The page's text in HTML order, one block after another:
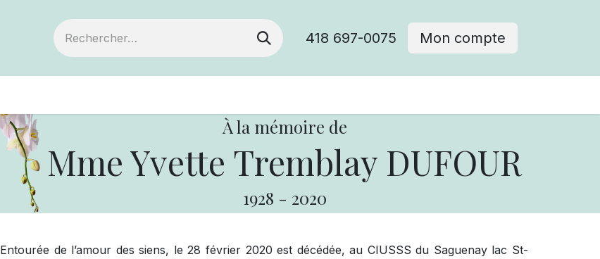
418 697-0075 Mon compte
À la mémoire de
Mme Yvette Tremblay DUFOUR
1928 - 2020
Entourée de l’amour des siens, le 28 février 2020 est décédée, au CIUSSS du Saguenay lac St-